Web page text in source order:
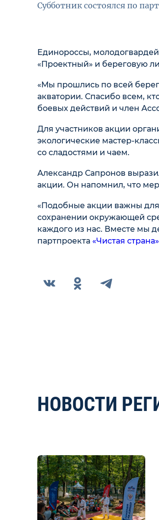
Субботник состоялся по
Единороссы,
«Проектный» и береговую
«Мы прошлись по всей
акватории. Спасибо всем,
боевых действий и член
Для участников акции
экологические мастер-
со сладостями и чаем.
Александр Сапронов
акции. Он напомнил, что
«Подобные акции важны для
сохранении окружающей
каждого из нас. Вместе мы
партпроекта «Чистая страна»
НОВОСТИ